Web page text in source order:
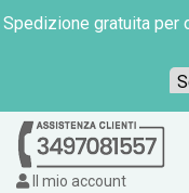
Spedizione gratuita per
Il mio account